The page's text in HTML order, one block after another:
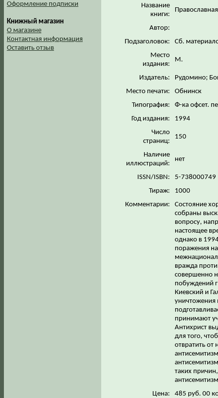
Оформление подписки
Книжный магазин
О магазине
Контактная информация
Оставить отзыв
Название
книги:
Автор:
Подзаголовок:
Сб.
Место
издания:
М.
Издатель:
Рудомино;
Место печати:
Обнинск
Типография:
Ф-ка офсет.
Год издания:
1994
Число
страниц:
150
Наличие
иллюстраций:
нет
ISSN/ISBN:
5-738000749
Тираж:
1000
Комментарии:
Состояние
собраны
вопросу,
настоящее
однако в
поражения
вражда
совершенно
побуждений
Киевский и
уничтожения
принимают
Антихрист
для того,
отвратить от
таких
Цена:
485 руб. 00